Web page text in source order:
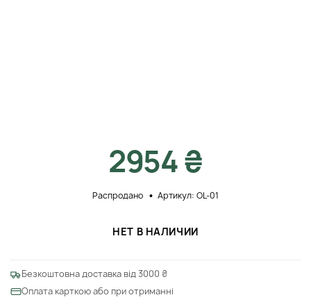
2954 ₴
Распродано Артикул: OL-01
НЕТ В НАЛИЧИИ
Безкоштовна доставка від 3000 ₴
Оплата карткою або при отриманні